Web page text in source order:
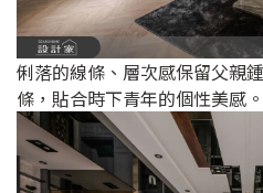
俐落的線條、層次感保留父親
條，貼合時下青年的個性美感。